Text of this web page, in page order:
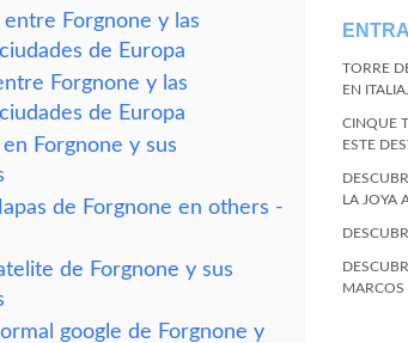
entre Forgnone y las
de Europa
Forgnone y las
de Europa
Forgnone y sus
de Forgnone en others -
de Forgnone y sus
google de Forgnone y
TORRE
EN ITALIA.
CINQUE
ESTE
LA JOYA
MARCOS